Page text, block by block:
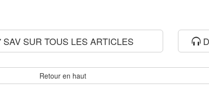
SAV SUR TOUS LES ARTICLES
Retour en haut